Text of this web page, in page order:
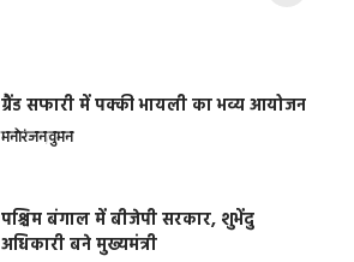
ग्रैंड सफारी में पक्की भायली का भव्य आयोजन
मनोरंजनवुमन
पश्चिम बंगाल में बीजेपी सरकार, शुभेंदु
अधिकारी बने मुख्यमंत्री